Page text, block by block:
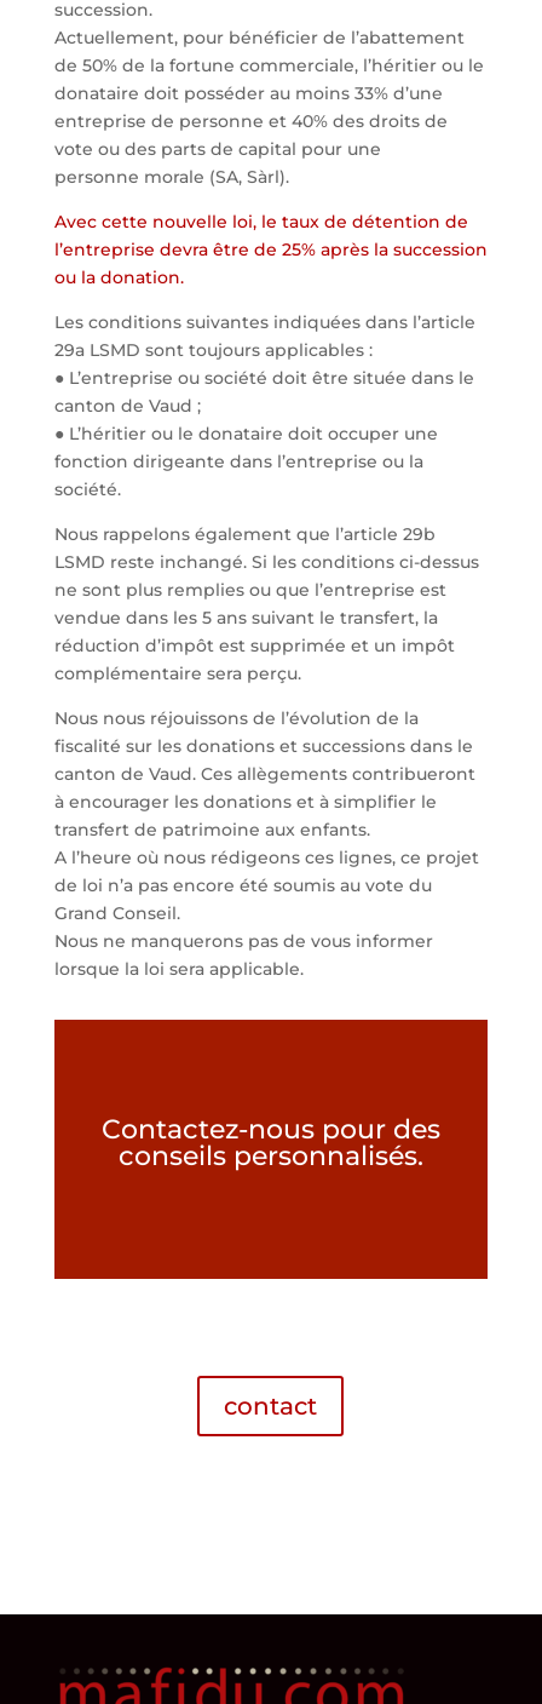
succession.
Actuellement, pour bénéficier de l’abattement
de 50% de la fortune commerciale, l’héritier ou le
donataire doit posséder au moins 33% d’une
entreprise de personne et 40% des droits de
vote ou des parts de capital pour une
personne morale (SA, Sàrl).
Avec cette nouvelle loi, le taux de détention de
l’entreprise devra être de 25% après la succession
ou la donation.
Les conditions suivantes indiquées dans l’article
29a LSMD sont toujours applicables :
● L’entreprise ou société doit être située dans le
canton de Vaud ;
● L’héritier ou le donataire doit occuper une
fonction dirigeante dans l’entreprise ou la
société.
Nous rappelons également que l’article 29b
LSMD reste inchangé. Si les conditions ci-dessus
ne sont plus remplies ou que l’entreprise est
vendue dans les 5 ans suivant le transfert, la
réduction d’impôt est supprimée et un impôt
complémentaire sera perçu.
Nous nous réjouissons de l’évolution de la
fiscalité sur les donations et successions dans le
canton de Vaud. Ces allègements contribueront
à encourager les donations et à simplifier le
transfert de patrimoine aux enfants.
A l’heure où nous rédigeons ces lignes, ce projet
de loi n’a pas encore été soumis au vote du
Grand Conseil.
Nous ne manquerons pas de vous informer
lorsque la loi sera applicable.
Contactez-nous pour des
conseils personnalisés.
contact